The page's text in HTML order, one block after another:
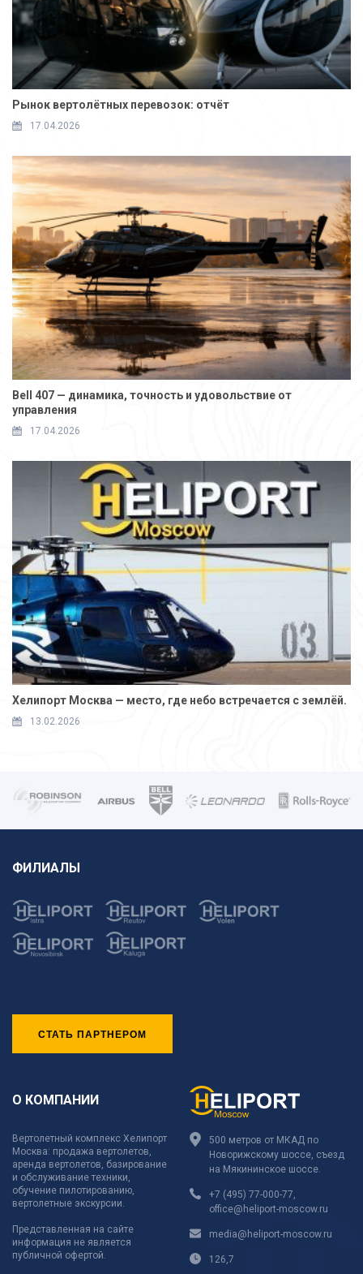
Рынок вертолётных перевозок: отчёт
17.04.2026
Bell 407 — динамика, точность и удовольствие от
управления
17.04.2026
Хелипорт Москва — место, где небо встречается с землёй.
13.02.2026
ФИЛИАЛЫ
СТАТЬ ПАРТНЕРОМ
О КОМПАНИИ
Вертолетный комплекс Хелипорт
Москва: продажа вертолетов,
аренда вертолетов, базирование
и обслуживание техники,
обучение пилотированию,
вертолетные экскурсии.
Представленная на сайте
информация не является
публичной офертой.
500 метров от МКАД по
Новорижскому шоссе, съезд
на Мякининское шоссе.
+7 (495) 77-000-77
office@heliport-moscow.ru
media@heliport-moscow.ru
126,7